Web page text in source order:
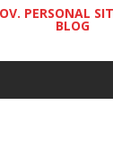
PERSONAL
BLOG